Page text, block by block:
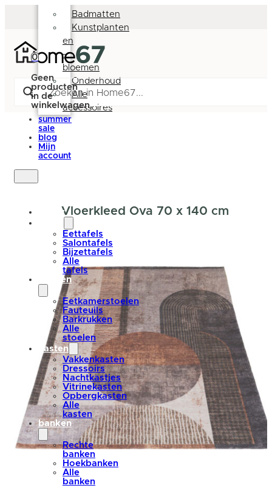
0
Geen
producten
in de
winkelwagen.
Badmatten
Kunstplanten
en
-
bloemen
Onderhoud
Alle
accessoires
summer
sale
blog
Mijn
account
nieuw
Eettafels
Salontafels
Bijzettafels
Alle
tafels
stoelen
Eetkamerstoelen
Fauteuils
Barkrukken
Alle
stoelen
kasten
Vakkenkasten
Dressoirs
Nachtkastjes
Vitrinekasten
Opbergkasten
Alle
kasten
banken
Rechte
banken
Hoekbanken
Alle
banken
Vloerkleed Ova 70 x 140 cm